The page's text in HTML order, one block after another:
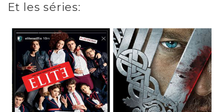
Et les séries: